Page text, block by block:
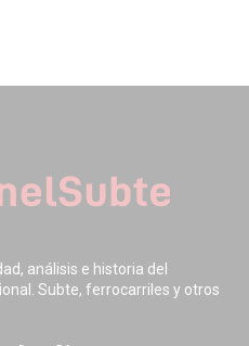
análisis e historia del
Subte, ferrocarriles y otros